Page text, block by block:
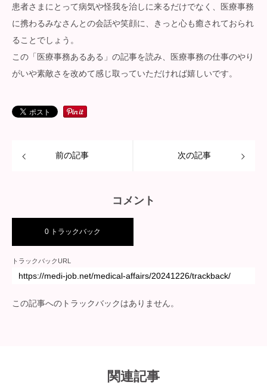
患者さまにとって病気や怪我を治しに来るだけでなく、医療事務
に携わるみなさんとの会話や笑顔に、きっと心も癒されておられ
ることでしょう。
この「医療事務あるある」の記事を読み、医療事務の仕事のやり
がいや素敵さを改めて感じ取っていただければ嬉しいです。
前の記事 次の記事
コメント
0 トラックバック
トラックバックURL
この記事へのトラックバックはありません。
関連記事